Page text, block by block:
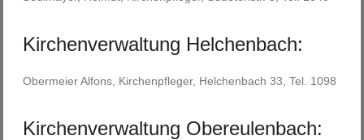
Kirchenverwaltung Helchenbach:
Obermeier Alfons, Kirchenpfleger, Helchenbach 33, Tel. 1098
Kirchenverwaltung Obereulenbach: